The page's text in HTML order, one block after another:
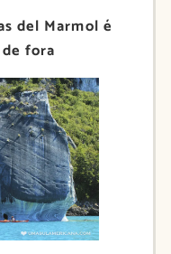
del Marmol é
fora